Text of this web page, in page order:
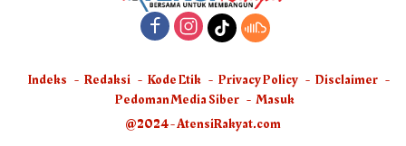
Indeks Redaksi Kode Etik Privacy Policy
Disclaimer
Pedoman Media Siber
Masuk
@2024 - AtensiRakyat.com